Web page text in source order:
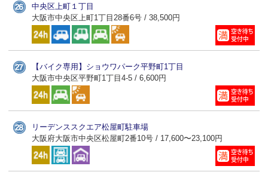
中央区上町１丁目
大阪市中央区上町1丁目28番6号 / 38,500円
【バイク専用】ショウワパーク平野町1丁目
大阪市中央区平野町1丁目4-5 / 6,600円
リーデンススクエア松屋町駐車場
大阪府大阪市中央区松屋町2番10号 / 17,600〜23,100円